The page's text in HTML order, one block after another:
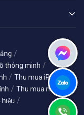
/
thông minh /
/ Thu mua iPhone /
/ Thu mua máy ảnh
/